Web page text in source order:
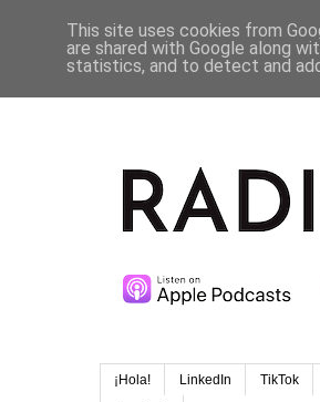
¡Hola! LinkedIn TikTok
This site uses cookies from
are shared with Google along
statistics, and to detect and